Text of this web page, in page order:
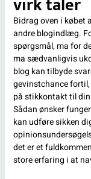
Bidrag oven i købet
andre blogindlæg.
spørgsmål, ma for
ma sædvanligvis
blog kan tilbyde
gevinstchance
på stikkontakt til
Sådan ønsker
kan udføre sikken
det er et
store erfaring i at